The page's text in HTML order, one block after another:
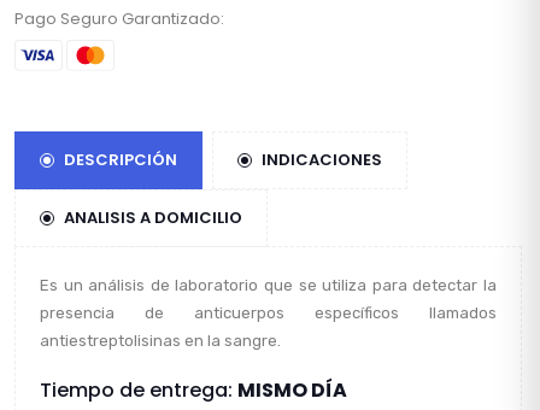
Pago Seguro Garantizado:
DESCRIPCIÓN INDICACIONES
ANALISIS A DOMICILIO
Es un análisis de laboratorio que se utiliza para detectar la
presencia de anticuerpos específicos llamados
antiestreptolisinas en la sangre.
Tiempo de entrega: MISMO DÍA